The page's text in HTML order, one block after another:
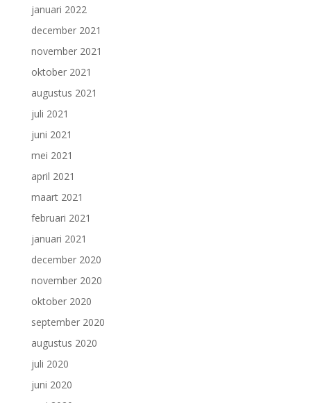
januari 2022
december 2021
november 2021
oktober 2021
augustus 2021
juli 2021
juni 2021
mei 2021
april 2021
maart 2021
februari 2021
januari 2021
december 2020
november 2020
oktober 2020
september 2020
augustus 2020
juli 2020
juni 2020